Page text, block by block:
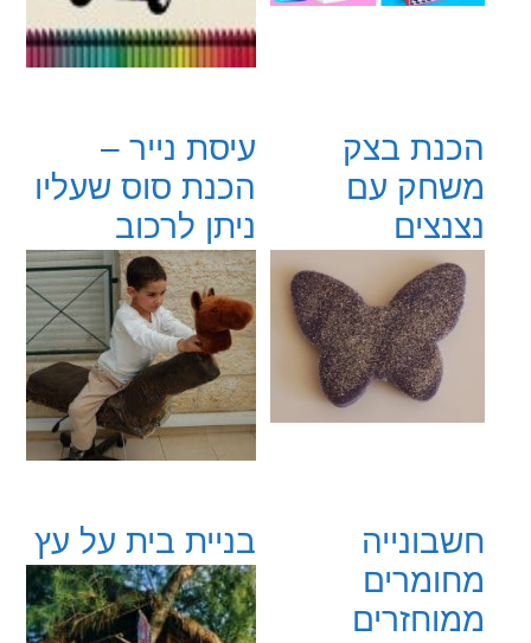
עיסת נייר –
הכנת סוס שעליו
ניתן לרכוב
הכנת בצק
משחק עם
נצנצים
בניית בית על עץ
חשבונייה
מחומרים
ממוחזרים